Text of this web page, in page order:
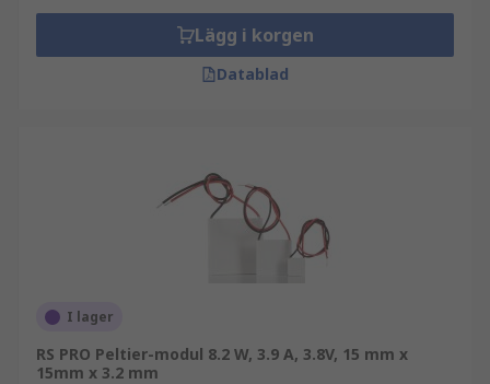
Lägg i korgen
Datablad
I lager
RS PRO Peltier-modul 8.2 W, 3.9 A, 3.8V, 15 mm x
15mm x 3.2 mm